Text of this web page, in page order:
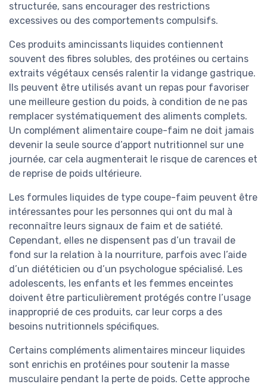
structurée, sans encourager des restrictions
excessives ou des comportements compulsifs.
Ces produits amincissants liquides contiennent
souvent des fibres solubles, des protéines ou certains
extraits végétaux censés ralentir la vidange gastrique.
Ils peuvent être utilisés avant un repas pour favoriser
une meilleure gestion du poids, à condition de ne pas
remplacer systématiquement des aliments complets.
Un complément alimentaire coupe-faim ne doit jamais
devenir la seule source d’apport nutritionnel sur une
journée, car cela augmenterait le risque de carences et
de reprise de poids ultérieure.
Les formules liquides de type coupe-faim peuvent être
intéressantes pour les personnes qui ont du mal à
reconnaître leurs signaux de faim et de satiété.
Cependant, elles ne dispensent pas d’un travail de
fond sur la relation à la nourriture, parfois avec l’aide
d’un diététicien ou d’un psychologue spécialisé. Les
adolescents, les enfants et les femmes enceintes
doivent être particulièrement protégés contre l’usage
inapproprié de ces produits, car leur corps a des
besoins nutritionnels spécifiques.
Certains compléments alimentaires minceur liquides
sont enrichis en protéines pour soutenir la masse
musculaire pendant la perte de poids. Cette approche